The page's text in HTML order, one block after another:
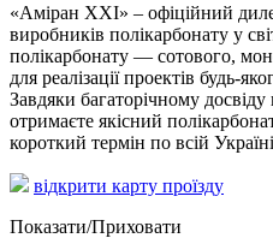
«Аміран XXI» – офіційний
виробників полікарбонату у
полікарбонату — сотового,
для реалізації проектів будь-
Завдяки багаторічному
отримаєте якісний
короткий термін по всій
відкрити карту проїзду
Показати/Приховати